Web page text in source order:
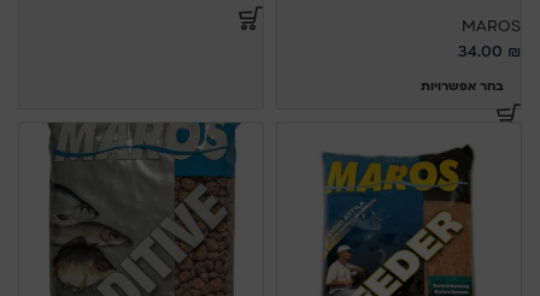
MAROS
34.00 ₪
בחר אפשרויות